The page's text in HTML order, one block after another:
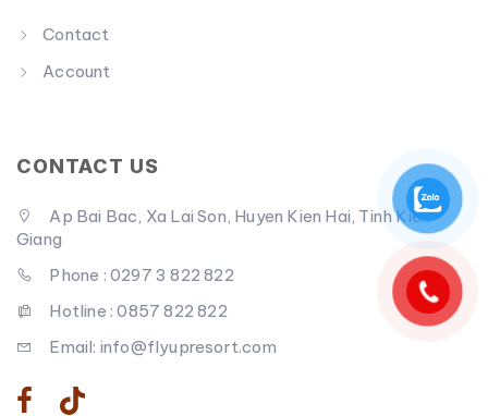
Contact
Account
CONTACT US
Ap Bai Bac, Xa Lai Son, Huyen Kien Hai, Tinh Kien
Giang
Phone : 0297 3 822 822
Hotline : 0857 822 822
Email: info@flyupresort.com